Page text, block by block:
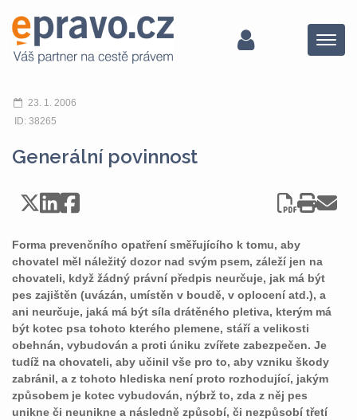
Menu
23. 1. 2006
ID: 38265
Generální povinnost
Forma prevenčního opatření směřujícího k tomu, aby
chovatel měl náležitý dozor nad svým psem, záleží jen na
chovateli, když žádný právní předpis neurčuje, jak má být
pes zajištěn (uvázán, umístěn v boudě, v oplocení atd.), a
ani neurčuje, jaká má být síla drátěného pletiva, kterým má
být kotec psa tohoto kterého plemene, stáří a velikosti
obehnán, vybudován a proti úniku zvířete zabezpečen. Je
tudíž na chovateli, aby učinil vše pro to, aby vzniku škody
zabránil, a z tohoto hlediska není proto rozhodující, jakým
způsobem je kotec vybudován, nýbrž to, zda z něj pes
unikne či neunikne a následně způsobí, či nezpůsobí třetí